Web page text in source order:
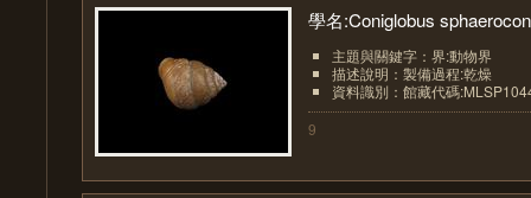
學名:Coniglobus
主題與關鍵字：界:動物界
描述說明：製備過程:乾燥
資料識別：館藏代碼
9